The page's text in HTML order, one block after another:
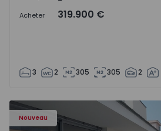
Acheter 319.900 €
3 2 305 305 2
Nouveau
Appartement T2 Porto, Av.